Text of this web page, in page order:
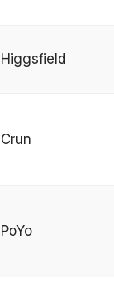
Higgsfield
Crun
PoYo